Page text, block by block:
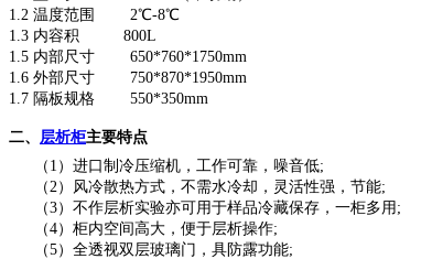
1.2 温度范围 2℃-8℃
1.3 内容积 800L
1.5 内部尺寸 650*760*1750mm
1.6 外部尺寸 750*870*1950mm
1.7 隔板规格 550*350mm
二、 层析柜主要特点
（1）进口制冷压缩机，工作可靠，噪音低;
（2）风冷散热方式，不需水冷却，灵活性强，节能;
（3）不作层析实验亦可用于样品冷藏保存，一柜多用;
（4）柜内空间高大，便于层析操作;
（5）全透视双层玻璃门，具防露功能;